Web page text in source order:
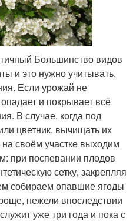
Большинство видов
и это нужно учитывать,
Если урожай не
и покрывает всё
В случае, когда под
цветник, вычищать их
своём участке выходим
при поспевании плодов
сетку, закрепляя
собираем опавшие ягоды
нежели впоследствии
уже три года и пока с